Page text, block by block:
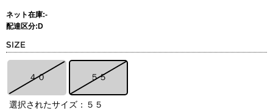
ネット在庫:-
配達区分:D
４０ ５５
選択されたサイズ：５５